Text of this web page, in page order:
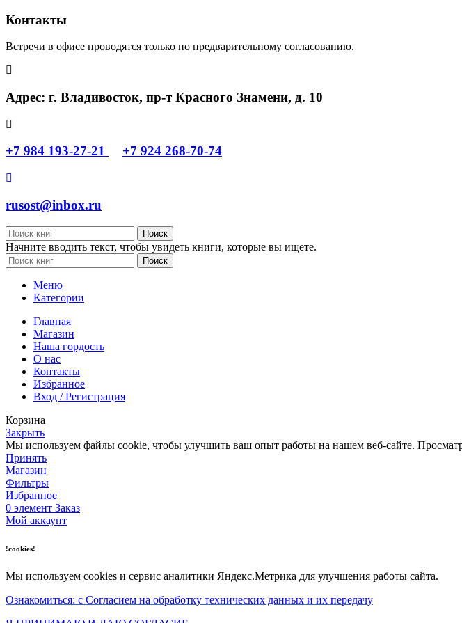
Контакты
Встречи в офисе проводятся только по предварительному согласованию.
Адрес: г. Владивосток, пр-т Красного Знамени, д. 10
+7 984 193-27-21 +7 924 268-70-74
rusost@inbox.ru
Поиск
Начните вводить текст, чтобы увидеть книги, которые вы ищете.
Поиск
Меню
Категории
Главная
Магазин
Наша гордость
О нас
Контакты
Избранное
Вход / Регистрация
Корзина
Закрыть
Мы используем файлы cookie, чтобы улучшить ваш опыт работы на нашем веб-сайте.
Принять
Магазин
Фильтры
Избранное
0 элемент Заказ
Мой аккаунт
!cookies!
Мы используем cookies и сервис аналитики Яндекс.Метрика для улучшения работы сайта.
Ознакомиться: с Согласием на обработку технических данных и их передачу